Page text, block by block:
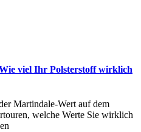
viel Ihr Polsterstoff wirklich
Martindale-Wert auf dem
welche Werte Sie wirklich